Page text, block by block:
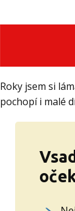
Roky jsem si
pochopí i malé